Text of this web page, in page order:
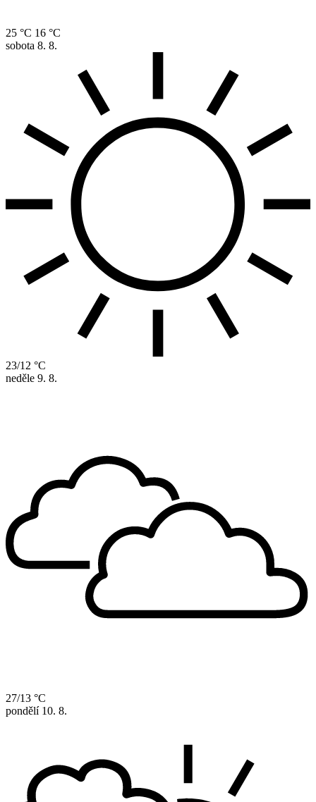
25 °C 16 °C
sobota 8. 8.
23/12 °C
neděle 9. 8.
27/13 °C
pondělí 10. 8.